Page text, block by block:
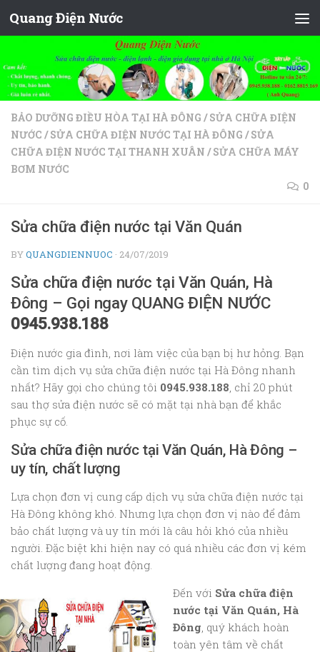
Skip to content
Quang Điện Nước
BẢO DƯỠNG ĐIỀU HÒA TẠI HÀ ĐÔNG / SỬA CHỮA ĐIỆN
NƯỚC / SỬA CHỮA ĐIỆN NƯỚC TẠI HÀ ĐÔNG / SỬA
CHỮA ĐIỆN NƯỚC TẠI THANH XUÂN / SỬA CHỮA MÁY
BƠM NƯỚC
0
Sửa chữa điện nước tại Văn Quán
BYQUANGDIENNUOC · 24/07/2019
Sửa chữa điện nước tại Văn Quán, Hà
Đông – Gọi ngay QUANG ĐIỆN NƯỚC
0945.938.188
Điện nước gia đình, nơi làm việc của bạn bị hư hỏng. Bạn
cần tìm dịch vụ sửa chữa điện nước tại Hà Đông nhanh
nhất? Hãy gọi cho chúng tôi 0945.938.188, chỉ 20 phút
sau thợ sửa điện nước sẽ có mặt tại nhà bạn để khắc
phục sự cố.
Sửa chữa điện nước tại Văn Quán, Hà Đông –
uy tín, chất lượng
Lựa chọn đơn vị cung cấp dịch vụ sửa chữa điện nước tại
Hà Đông không khó. Nhưng lựa chọn đơn vị nào để đảm
bảo chất lượng và uy tín mới là câu hỏi khó của nhiều
người. Đặc biệt khi hiện nay có quá nhiều các đơn vị kém
chất lượng đang hoạt động.
Đến với Sửa chữa điện
nước tại Văn Quán, Hà
Đông, quý khách hoàn
toàn yên tâm về chất